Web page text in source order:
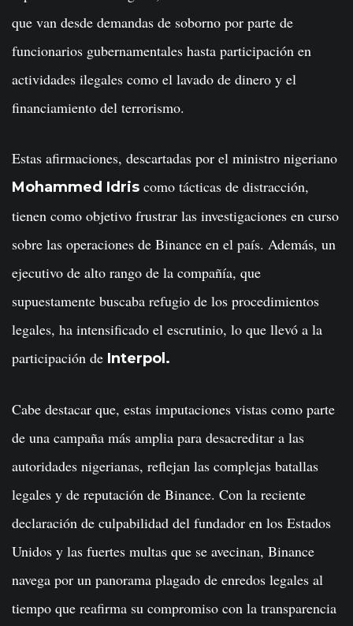
que van desde demandas de soborno por parte de
funcionarios gubernamentales hasta participación en
actividades ilegales como el lavado de dinero y el
financiamiento del terrorismo.
Estas afirmaciones, descartadas por el ministro nigeriano
Mohammed Idris como tácticas de distracción,
tienen como objetivo frustrar las investigaciones en curso
sobre las operaciones de Binance en el país. Además, un
ejecutivo de alto rango de la compañía, que
supuestamente buscaba refugio de los procedimientos
legales, ha intensificado el escrutinio, lo que llevó a la
participación de Interpol.
Cabe destacar que, estas imputaciones vistas como parte
de una campaña más amplia para desacreditar a las
autoridades nigerianas, reflejan las complejas batallas
legales y de reputación de Binance. Con la reciente
declaración de culpabilidad del fundador en los Estados
Unidos y las fuertes multas que se avecinan, Binance
navega por un panorama plagado de enredos legales al
tiempo que reafirma su compromiso con la transparencia